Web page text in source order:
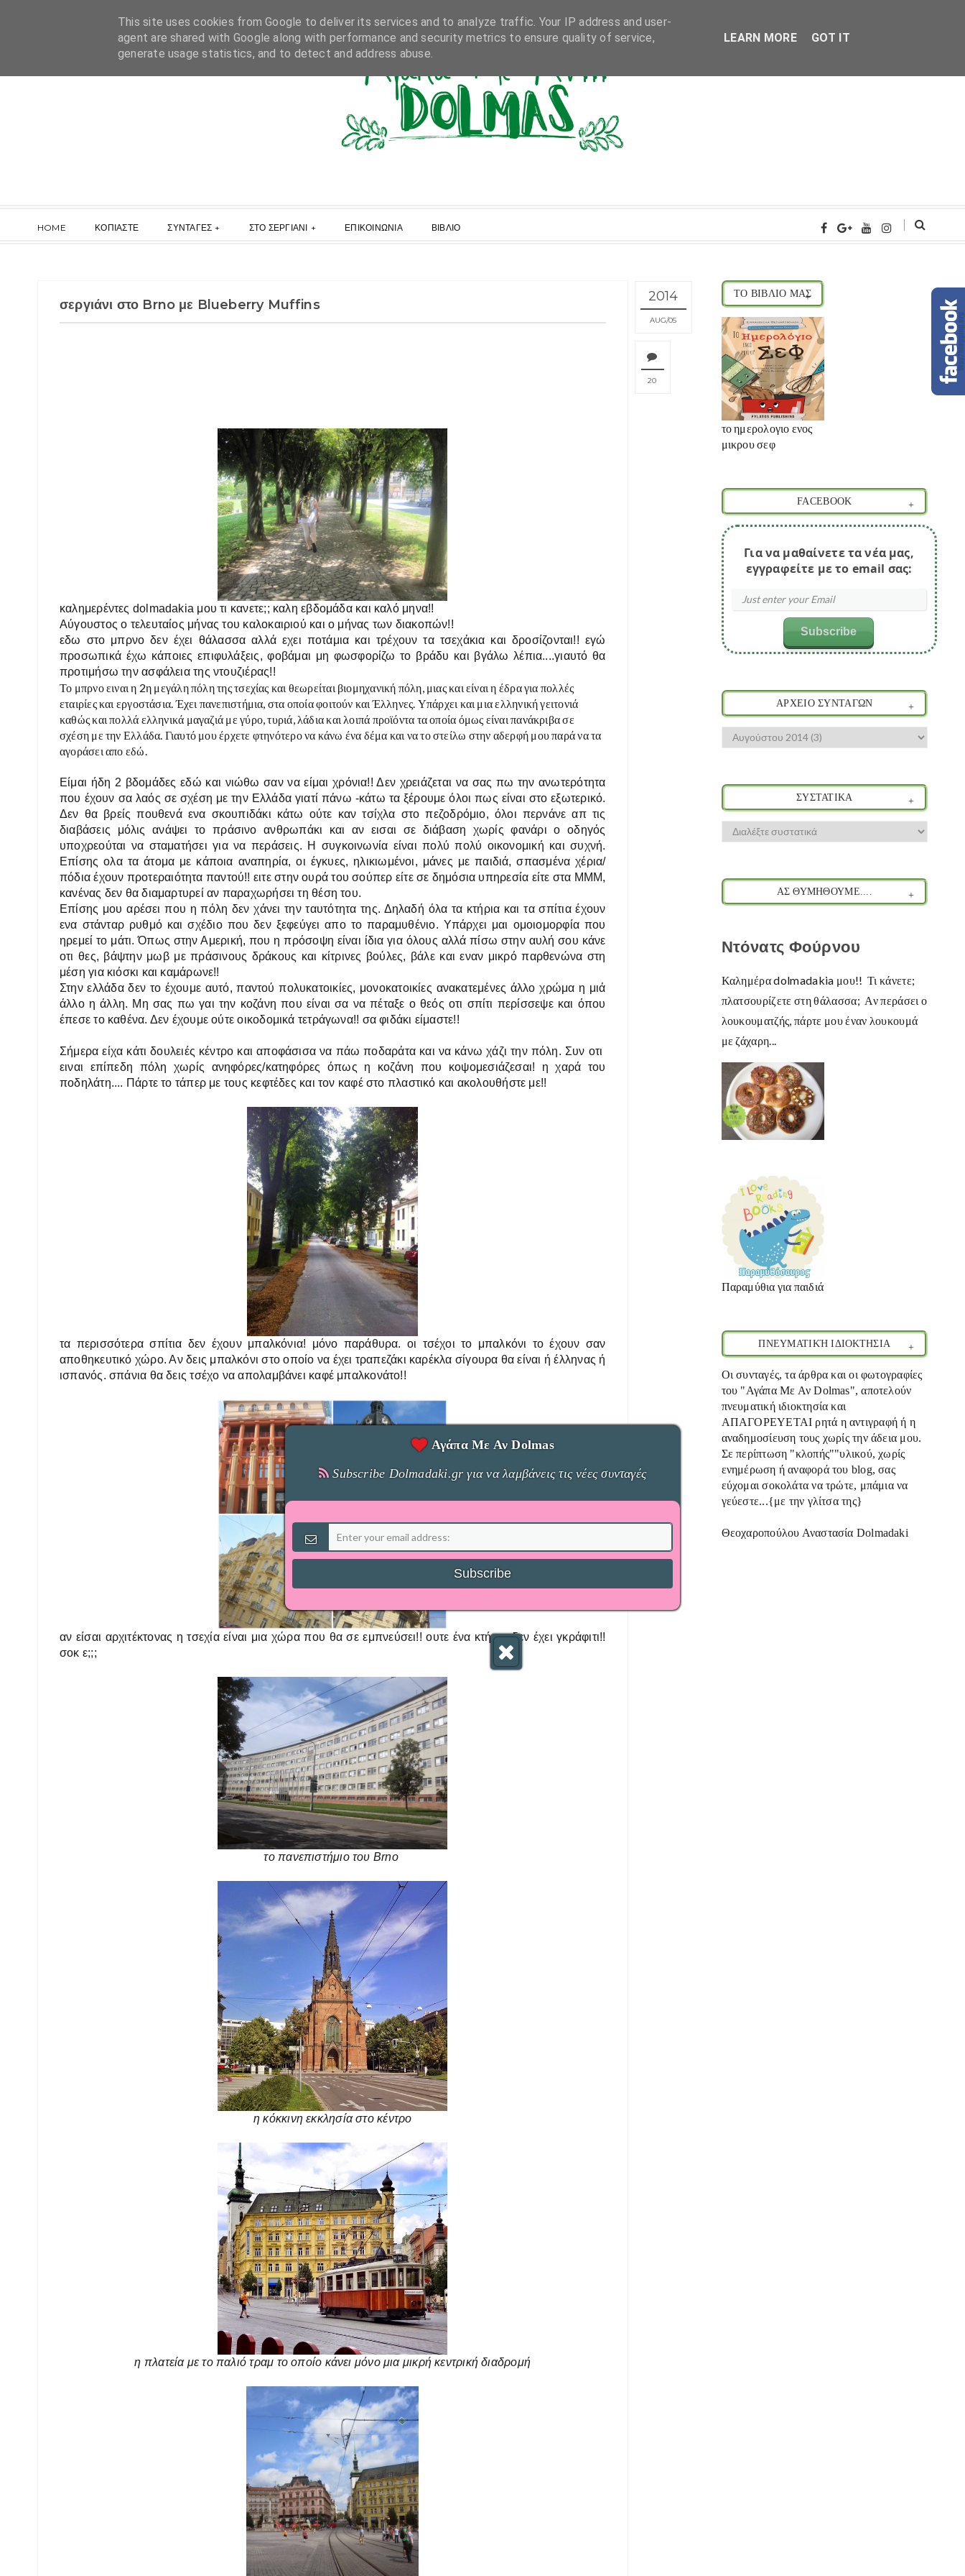
HOME ΚΟΠΙΑΣΤΕ ΣΥΝΤΑΓΕΣ ΣΤΟ ΣΕΡΓΙΑΝΙ ΕΠΙΚΟΙΝΩΝΙΑ ΒΙΒΛΙΟ
2014
AUG 05
20
σεργιάνι στο Brno με Blueberry Muffins
καλημερέντες dolmadakia μου τι κανετε;; καλη εβδομάδα και καλό μηνα!!
Αύγουστος ο τελευταίος μήνας του καλοκαιριού και ο μήνας των διακοπών!!
εδω στο μπρνο δεν έχει θάλασσα αλλά εχει ποτάμια και τρέχουν τα τσεχάκια και δροσίζονται!! εγώ
προσωπικά έχω κάποιες επιφυλάξεις, φοβάμαι μη φωσφορίζω το βράδυ και βγάλω λέπια....γιαυτό θα
προτιμήσω την ασφάλεια της ντουζιέρας!!
Το μπρνο ειναι η 2η μεγάλη πόλη της τσεχίας και θεωρείται βιομηχανική πόλη, μιας και είναι η έδρα για πολλές
εταιρίες και εργοστάσια. Έχει πανεπιστήμια, στα οποία φοιτούν και Έλληνες. Υπάρχει και μια ελληνική γειτονιά
καθώς και πολλά ελληνικά μαγαζιά με γύρο, τυριά, λάδια και λοιπά προϊόντα τα οποία όμως είναι πανάκριβα σε
σχέση με την Ελλάδα. Γιαυτό μου έρχετε φτηνότερο να κάνω ένα δέμα και να το στείλω στην αδερφή μου παρά να τα
αγοράσει απο εδώ.
Είμαι ήδη 2 βδομάδες εδώ και νιώθω σαν να είμαι χρόνια!! Δεν χρειάζεται να σας πω την ανωτερότητα
που έχουν σα λαός σε σχέση με την Ελλάδα γιατί πάνω -κάτω τα ξέρουμε όλοι πως είναι στο εξωτερικό.
Δεν θα βρείς πουθενά ενα σκουπιδάκι κάτω ούτε καν τσίχλα στο πεζοδρόμιο, όλοι περνάνε απ τις
διαβάσεις μόλις ανάψει το πράσινο ανθρωπάκι και αν εισαι σε διάβαση χωρίς φανάρι ο οδηγός
υποχρεούται να σταματήσει για να περάσεις. Η συγκοινωνία είναι πολύ πολύ οικονομική και συχνή.
Επίσης ολα τα άτομα με κάποια αναπηρία, οι έγκυες, ηλικιωμένοι, μάνες με παιδιά, σπασμένα χέρια/
πόδια έχουν προτεραιότητα παντού!! ειτε στην ουρά του σούπερ είτε σε δημόσια υπηρεσία είτε στα ΜΜΜ,
κανένας δεν θα διαμαρτυρεί αν παραχωρήσει τη θέση του.
Επίσης μου αρέσει που η πόλη δεν χάνει την ταυτότητα της. Δηλαδή όλα τα κτήρια και τα σπίτια έχουν
ενα στάνταρ ρυθμό και σχέδιο που δεν ξεφεύγει απο το παραμυθένιο. Υπάρχει μαι ομοιομορφία που
ηρεμεί το μάτι. Όπως στην Αμερική, που η πρόσοψη είναι ίδια για όλους αλλά πίσω στην αυλή σου κάνε
οτι θες, βάψτην μωβ με πράσινους δράκους και κίτρινες βούλες, βάλε και εναν μικρό παρθενώνα στη
μέση για κιόσκι και καμάρωνε!!
Στην ελλάδα δεν το έχουμε αυτό, παντού πολυκατοικίες, μονοκατοικίες ανακατεμένες άλλο χρώμα η μιά
άλλο η άλλη. Μη σας πω γαι την κοζάνη που είναι σα να πέταξε ο θεός οτι σπίτι περίσσεψε και όπου
έπεσε το καθένα. Δεν έχουμε ούτε οικοδομικά τετράγωνα!! σα φιδάκι είμαστε!!
Σήμερα είχα κάτι δουλειές κέντρο και αποφάσισα να πάω ποδαράτα και να κάνω χάζι την πόλη. Συν οτι
ειναι επίπεδη πόλη χωρίς ανηφόρες/κατηφόρες όπως η κοζάνη που κοψομεσιάζεσαι! η χαρά του
ποδηλάτη.... Πάρτε το τάπερ με τους κεφτέδες και τον καφέ στο πλαστικό και ακολουθήστε με!!
τα περισσότερα σπίτια δεν έχουν μπαλκόνια! μόνο παράθυρα. οι τσέχοι το μπαλκόνι το έχουν σαν
αποθηκευτικό χώρο. Αν δεις μπαλκόνι στο οποίο να έχει τραπεζάκι καρέκλα σίγουρα θα είναι ή έλληνας ή
ισπανός. σπάνια θα δεις τσέχο να απολαμβάνει καφέ μπαλκονάτο!!
αν είσαι αρχιτέκτονας η τσεχία είναι μια χώρα που θα σε εμπνεύσει!! ουτε ένα κτήριο δεν έχει γκράφιτι!!
σοκ ε;;;
το πανεπιστήμιο του Brno
η κόκκινη εκκλησία στο κέντρο
η πλατεία με το παλιό τραμ το οποίο κάνει μόνο μια μικρή κεντρική διαδρομή
ΤΟ ΒΙΒΛΙΟ ΜΑΣ
το ημερολογιο ενος
μικρου σεφ
FACEBOOK
Για να μαθαίνετε τα νέα μας,
εγγραφείτε με το email σας:
ΑΡΧΕΙΟ ΣΥΝΤΑΓΩΝ
ΣΥΣΤΑΤΙΚΑ
ΑΣ ΘΥΜΗΘΟΥΜΕ....
Ντόνατς Φούρνου
Καλημέρα dolmadakia μου!! Τι κάνετε;
πλατσουρίζετε στη θάλασσα; Αν περάσει ο
λουκουματζής, πάρτε μου έναν λουκουμά
με ζάχαρη...
Παραμύθια για παιδιά
ΠΝΕΥΜΑΤΙΚΉ ΙΔΙΟΚΤΗΣΙΑ
Οι συνταγές, τα άρθρα και οι φωτογραφίες
του "Αγάπα Με Αν Dolmas", αποτελούν
πνευματική ιδιοκτησία και
ΑΠΑΓΟΡΕΥΕΤΑΙ ρητά η αντιγραφή ή η
αναδημοσίευση τους χωρίς την άδεια μου.
Σε περίπτωση "κλοπής""υλικού, χωρίς
ενημέρωση ή αναφορά του blog, σας
εύχομαι σοκολάτα να τρώτε, μπάμια να
γεύεστε...{με την γλίτσα της}
Θεοχαροπούλου Αναστασία Dolmadaki
Αγάπα Με Αν Dolmas
Subscribe Dolmadaki.gr για να λαμβάνεις τις νέες συνταγές
This site uses cookies from Google to deliver its services and to analyze traffic. Your IP address and user-
agent are shared with Google along with performance and security metrics to ensure quality of service,
generate usage statistics, and to detect and address abuse.
LEARN MORE GOT IT